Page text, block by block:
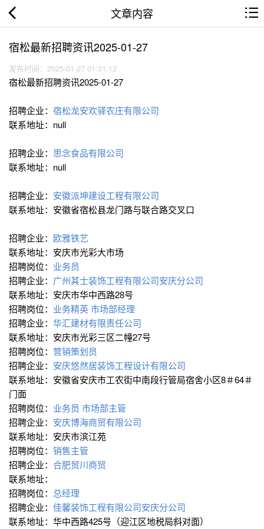
文章内容
宿松最新招聘资讯2025-01-27
发布时间：2025-01-27 01:31:12
宿松最新招聘资讯2025-01-27
招聘企业： 宿松龙安欢驿农庄有限公司
联系地址：null
招聘企业： 思念食品有限公司
联系地址：null
招聘企业： 安徽派坤建设工程有限公司
联系地址：安徽省宿松县龙门路与联合路交叉口
招聘企业： 欧雅铁艺
联系地址：安庆市光彩大市场
招聘岗位： 业务员
招聘企业： 广州其士装饰工程有限公司安庆分公司
联系地址：安庆市华中西路28号
招聘岗位： 业务精英市场部经理
招聘企业： 华汇建材有限责任公司
联系地址：安庆市光彩三区二幢27号
招聘岗位： 营销策划员
招聘企业： 安庆悠然居装饰工程设计有限公司
联系地址：安徽省安庆市工农街中南段行管局宿舍小区8＃64＃
门面
招聘岗位： 业务员 市场部主管
招聘企业： 安庆博海商贸有限公司
联系地址：安庆市滨江苑
招聘岗位： 销售主管
招聘企业： 合肥贸川商贸
联系地址：
招聘岗位： 总经理
招聘企业： 佳馨装饰工程有限公司安庆分公司
联系地址：华中西路425号（迎江区地税局斜对面）